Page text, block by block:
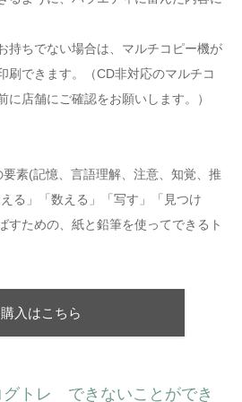
持ちでない場合は、マルチコピー機が
刷できます。（CD非対応のマルチコ
に店舗にご確認をお願いします。）
素(記憶、言語理解、注意、知覚、推
る」「数える」「写す」「見つけ
すための、紙と鉛筆を使ってできるト
購入はこちら
グトレ できないことができ